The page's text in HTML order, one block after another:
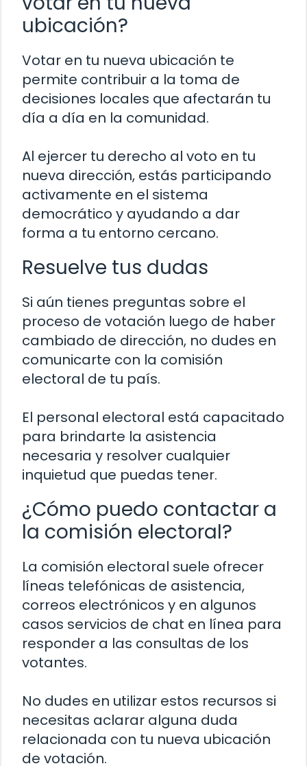
ubicación?
Votar en tu nueva ubicación te
permite contribuir a la toma de
decisiones locales que afectarán tu
día a día en la comunidad.
Al ejercer tu derecho al voto en tu
nueva dirección, estás participando
activamente en el sistema
democrático y ayudando a dar
forma a tu entorno cercano.
Resuelve tus dudas
Si aún tienes preguntas sobre el
proceso de votación luego de haber
cambiado de dirección, no dudes en
comunicarte con la comisión
electoral de tu país.
El personal electoral está capacitado
para brindarte la asistencia
necesaria y resolver cualquier
inquietud que puedas tener.
¿Cómo puedo contactar a
la comisión electoral?
La comisión electoral suele ofrecer
líneas telefónicas de asistencia,
correos electrónicos y en algunos
casos servicios de chat en línea para
responder a las consultas de los
votantes.
No dudes en utilizar estos recursos si
necesitas aclarar alguna duda
relacionada con tu nueva ubicación
de votación.